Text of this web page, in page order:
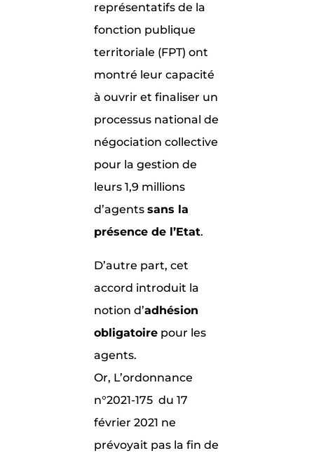
représentatifs de la
fonction publique
territoriale (FPT) ont
montré leur capacité
à ouvrir et finaliser un
processus national de
négociation collective
pour la gestion de
leurs 1,9 millions
d’agents sans la
présence de l’Etat.
D’autre part, cet
accord introduit la
notion d’adhésion
obligatoire pour les
agents.
Or, L’ordonnance
n°2021-175 du 17
février 2021 ne
prévoyait pas la fin de